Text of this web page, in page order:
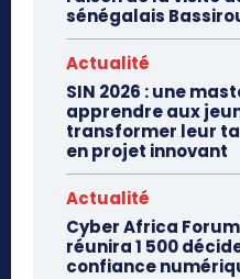
sénégalais
Actualité
SIN 2026 : une
apprendre aux
transformer leur
en projet innovant
Actualité
Cyber Africa
réunira 1 500
confiance